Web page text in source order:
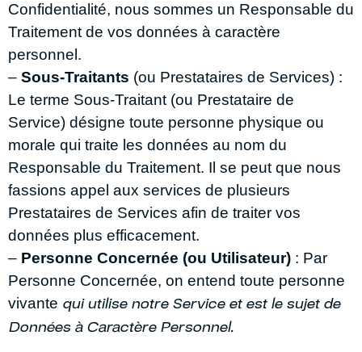
Confidentialité, nous sommes un Responsable du
Traitement de vos données à caractère
personnel.
– Sous-Traitants (ou Prestataires de Services) :
Le terme Sous-Traitant (ou Prestataire de
Service) désigne toute personne physique ou
morale qui traite les données au nom du
Responsable du Traitement. Il se peut que nous
fassions appel aux services de plusieurs
Prestataires de Services afin de traiter vos
données plus efficacement.
– Personne Concernée (ou Utilisateur) : Par
Personne Concernée, on entend toute personne
vivante qui utilise notre Service et est le sujet de
Données à CaractèrePersonnel.